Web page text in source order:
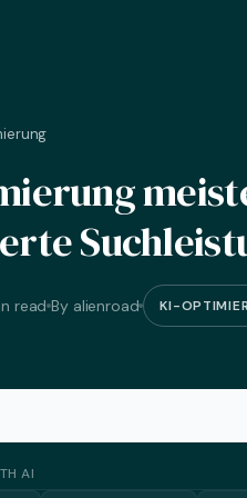
read By alienroad KI-
AI